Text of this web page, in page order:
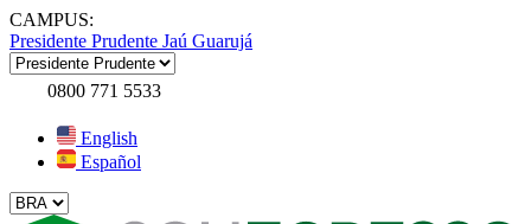
CAMPUS:
Presidente Prudente Jaú Guarujá
0800 771 5533
English
Español